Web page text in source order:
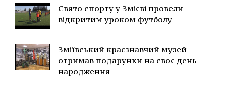
Свято спорту у Змієві провели
відкритим уроком футболу
Зміївський краєзнавчий музей
отримав подарунки на своє день
народження